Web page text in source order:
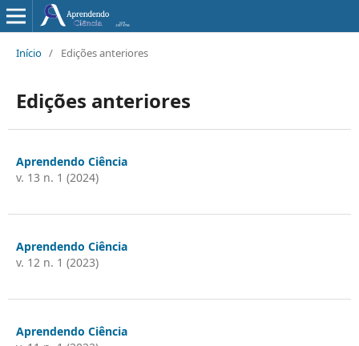
Início / Edições anteriores
Edições anteriores
Aprendendo Ciência
v. 13 n. 1 (2024)
Aprendendo Ciência
v. 12 n. 1 (2023)
Aprendendo Ciência